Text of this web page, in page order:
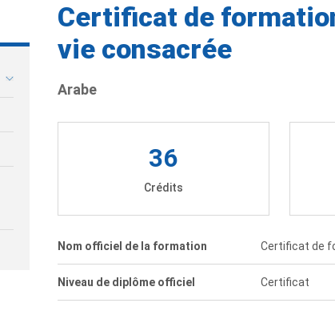
Certificat de
vie consacrée
Arabe
36
Crédits
Nom officiel de la formation Certificat de
Niveau de diplôme officiel Certificat